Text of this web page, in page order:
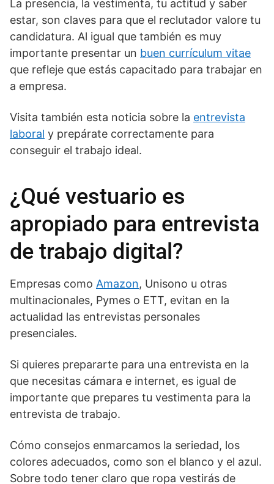
La presencia, la vestimenta, tu actitud y saber
estar, son claves para que el reclutador valore tu
candidatura. Al igual que también es muy
importante presentar un buen currículum vitae
que refleje que estás capacitado para trabajar en
a empresa.
Visita también esta noticia sobre la entrevista
laboral y prepárate correctamente para
conseguir el trabajo ideal.
¿Qué vestuario es
apropiado para entrevista
de trabajo digital?
Empresas como Amazon, Unisono u otras
multinacionales, Pymes o ETT, evitan en la
actualidad las entrevistas personales
presenciales.
Si quieres prepararte para una entrevista en la
que necesitas cámara e internet, es igual de
importante que prepares tu vestimenta para la
entrevista de trabajo.
Cómo consejos enmarcamos la seriedad, los
colores adecuados, como son el blanco y el azul.
Sobre todo tener claro que ropa vestirás de